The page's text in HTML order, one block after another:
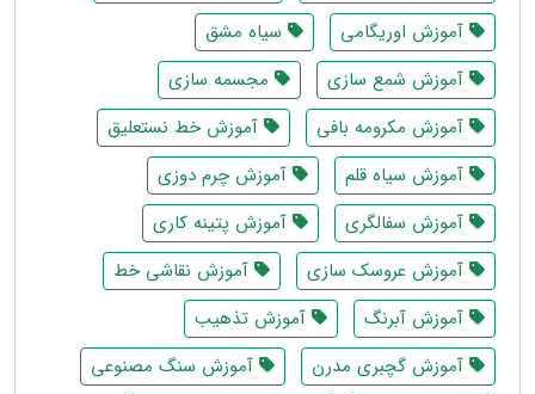
آموزش اوریگامی
سیاه مشق
آموزش شمع سازی
مجسمه سازی
آموزش مکرومه بافی
آموزش خط نستعلیق
آموزش سیاه قلم
آموزش چرم دوزی
آموزش سفالگری
آموزش پتینه کاری
آموزش عروسک سازی
آموزش نقاشی خط
آموزش آبرنگ
آموزش تذهیب
آموزش گچبری مدرن
آموزش سنگ مصنوعی